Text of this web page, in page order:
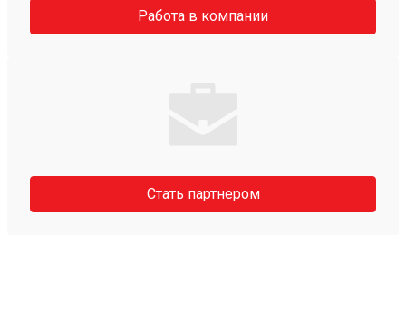
Работа в компании
Стать партнером